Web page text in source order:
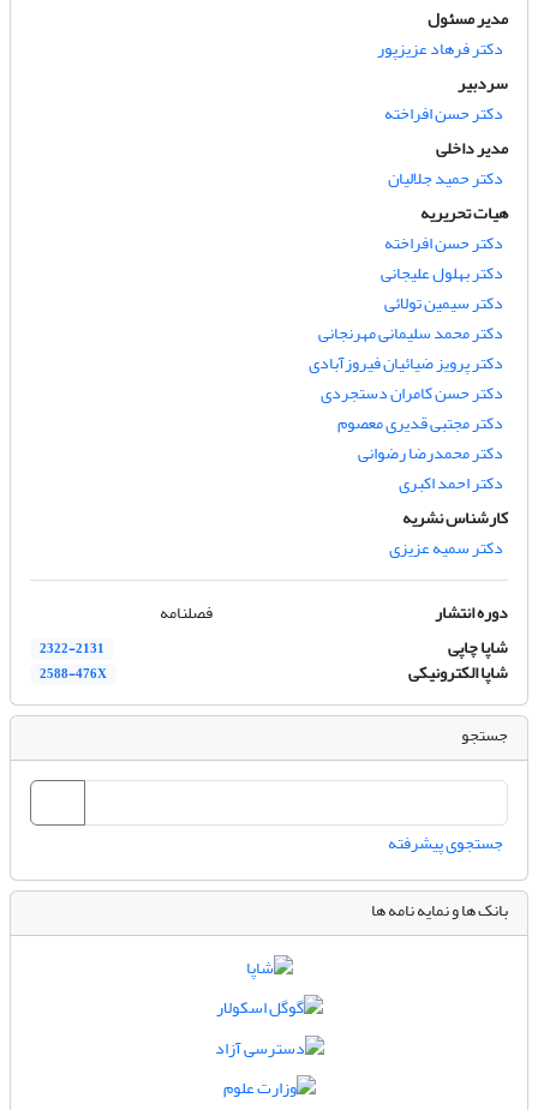
مدیر مسئول
دکتر فرهاد عزیزپور
سردبیر
دکتر حسن افراخته
مدیر داخلی
دکتر حمید جلالیان
هیات تحریریه
دکتر حسن افراخته
دکتر بهلول علیجانی
دکتر سیمین تولائی
دکتر محمد سلیمانی مهرنجانی
دکتر پرویز ضیائیان فیروزآبادی
دکتر حسن کامران دستجردی
دکتر مجتبی قدیری معصوم
دکتر محمدرضا رضوانی
دکتر احمد اکبری
کارشناس نشریه
دکتر سمیه عزیزی
دوره انتشار
فصلنامه
شاپا چاپی
2322-2131
شاپا الکترونیکی 2588-476X
جستجو
جستجوی پیشرفته
بانک ها و نمایه نامه ها